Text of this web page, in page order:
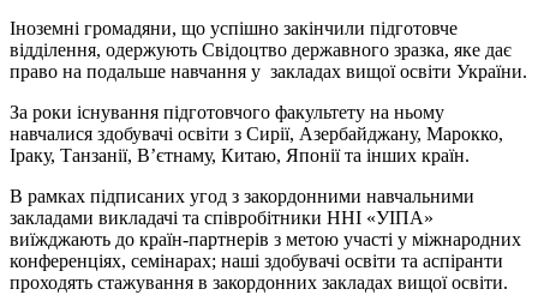
Іноземні громадяни, що успішно закінчили підготовче
відділення, одержують Свідоцтво державного зразка, яке дає
право на подальше навчання у закладах вищої освіти України.
За роки існування підготовчого факультету на ньому
навчалися здобувачі освіти з Сирії, Азербайджану, Марокко,
Іраку, Танзанії, В’єтнаму, Китаю, Японії та інших країн.
В рамках підписаних угод з закордонними навчальними
закладами викладачі та співробітники ННІ «УІПА»
виїжджають до країн-партнерів з метою участі у міжнародних
конференціях, семінарах; наші здобувачі освіти та аспіранти
проходять стажування в закордонних закладах вищої освіти.